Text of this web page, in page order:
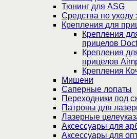
Тюнинг для ASG
Средства по уходу
Крепления для
Крепления
прицелов
Крепления
прицелов
Крепления
Мишени
Саперные лопаты
Переходники под
Патроны для
Лазерные
Аксессуары для
Аксессуары для